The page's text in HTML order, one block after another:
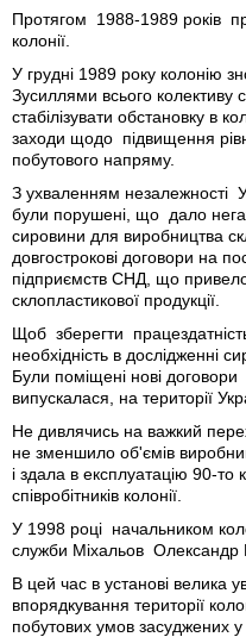
Протягом 1988-1989 років
колонії.
У грудні 1989 року колонію
Зусиллями всього колективу
стабілізувати обстановку в
заходи щодо підвищення
побутового напряму.
З ухваленням незалежності
були порушені, що дало
сировини для виробництва
довгострокові договори на
підприємств СНД, що
склопластикової продукції.
Щоб зберегти
необхідність в дослідженні
Були поміщені нові
випускалася, на території
Не дивлячись на важкий
не зменшило об'ємів
і здала в експлуатацію 90-
співробітників колонії.
У 1998 році начальником
служби Міхальов Олександр
В цей час в установі велика
впорядкування території
побутових умов засуджених